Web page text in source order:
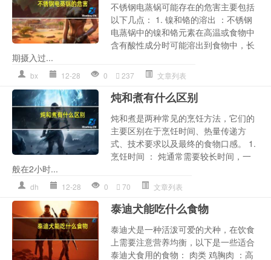
不锈钢电蒸锅可能存在的危害主要包括
以下几点： 1. 镍和铬的溶出 ：不锈钢
电蒸锅中的镍和铬元素在高温或食物中
含有酸性成分时可能溶出到食物中，长
期摄入过...
bx 12-28 0 237 文章列表
炖和煮有什么区别
炖和煮是两种常见的烹饪方法，它们的
主要区别在于烹饪时间、热量传递方
式、技术要求以及最终的食物口感。 1.
烹饪时间 ： 炖通常需要较长时间，一
般在2小时...
dh 12-28 0 70 文章列表
泰迪犬能吃什么食物
泰迪犬是一种活泼可爱的犬种，在饮食
上需要注意营养均衡，以下是一些适合
泰迪犬食用的食物： 肉类 鸡胸肉 ：高